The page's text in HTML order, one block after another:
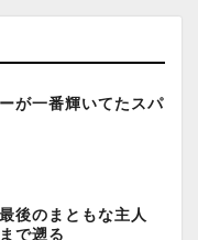
が一番輝いてたスパ
後のまともな主人
で遡る